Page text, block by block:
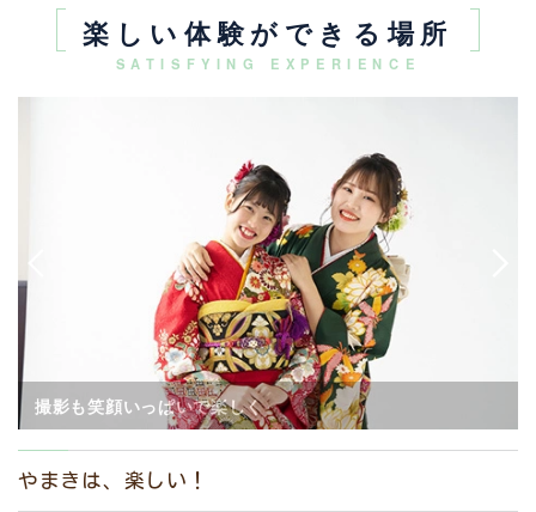
楽しい体験ができる場所
SATISFYING EXPERIENCE
やまきは、楽しい！
スタッフと会話しながら、カタログでのお着物選び